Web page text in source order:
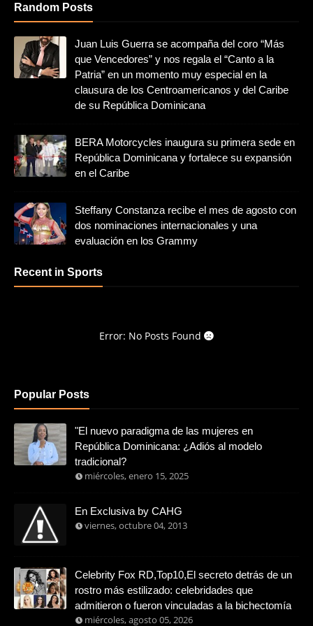
Random Posts
Juan Luis Guerra se acompaña del coro “Más
que Vencedores” y nos regala el “Canto a la
Patria” en un momento muy especial en la
clausura de los Centroamericanos y del Caribe
de su República Dominicana
BERA Motorcycles inaugura su primera sede en
República Dominicana y fortalece su expansión
en el Caribe
Steffany Constanza recibe el mes de agosto con
dos nominaciones internacionales y una
evaluación en los Grammy
Recent in Sports
Error: No Posts Found
Popular Posts
"El nuevo paradigma de las mujeres en
República Dominicana: ¿Adiós al modelo
tradicional?
miércoles, enero 15, 2025
En Exclusiva by CAHG
viernes, octubre 04, 2013
Celebrity Fox RD,Top10,El secreto detrás de un
rostro más estilizado: celebridades que
admitieron o fueron vinculadas a la bichectomía
miércoles, agosto 05, 2026